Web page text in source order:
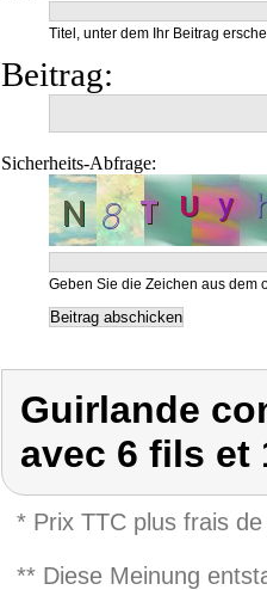
Titel, unter dem Ihr Beitrag
Beitrag:
Sicherheits-Abfrage:
Geben Sie die Zeichen aus dem
Guirlande
avec 6 fils et
* Prix TTC plus frais
** Diese Meinung